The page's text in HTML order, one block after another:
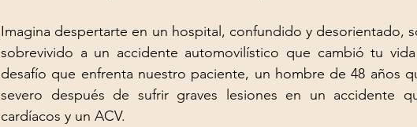
Imagina despertarte en un hospital, confundido y desorientado,
sobrevivido a un accidente automovilístico que cambió tu
desafío que enfrenta nuestro paciente, un hombre de 48 años
severo después de sufrir graves lesiones en un accidente
cardíacos y un ACV.